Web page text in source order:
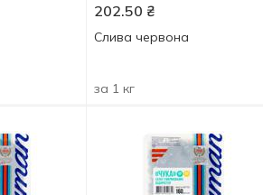
202.50 ₴
Слива червона
за 1 кг